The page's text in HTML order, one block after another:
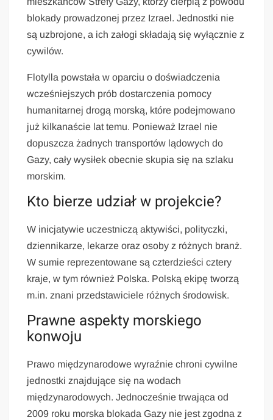
blokady prowadzonej przez Izrael. Jednostki nie
są uzbrojone, a ich załogi składają się wyłącznie z
cywilów.
Flotylla powstała w oparciu o doświadczenia
wcześniejszych prób dostarczenia pomocy
humanitarnej drogą morską, które podejmowano
już kilkanaście lat temu. Ponieważ Izrael nie
dopuszcza żadnych transportów lądowych do
Gazy, cały wysiłek obecnie skupia się na szlaku
morskim.
Kto bierze udział w projekcie?
W inicjatywie uczestniczą aktywiści, polityczki,
dziennikarze, lekarze oraz osoby z różnych branż.
W sumie reprezentowane są czterdzieści cztery
kraje, w tym również Polska. Polską ekipę tworzą
m.in. znani przedstawiciele różnych środowisk.
Prawne aspekty morskiego
konwoju
Prawo międzynarodowe wyraźnie chroni cywilne
jednostki znajdujące się na wodach
międzynarodowych. Jednocześnie trwająca od
2009 roku morska blokada Gazy nie jest zgodna z